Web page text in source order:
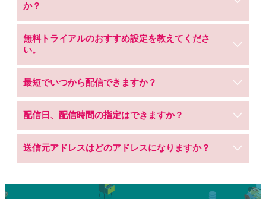
か？
無料トライアルのおすすめ設定を教えてくださ
い。
最短でいつから配信できますか？
配信日、配信時間の指定はできますか？
送信元アドレスはどのアドレスになりますか？